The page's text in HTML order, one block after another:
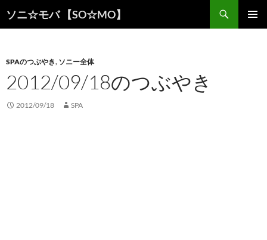
ソニ☆モバ 【SO☆MO】
索
ン
ツ
へ
キ
SPAのつぶやき, ソニー全体
2012/09/18のつぶやき
2012/09/18 SPA